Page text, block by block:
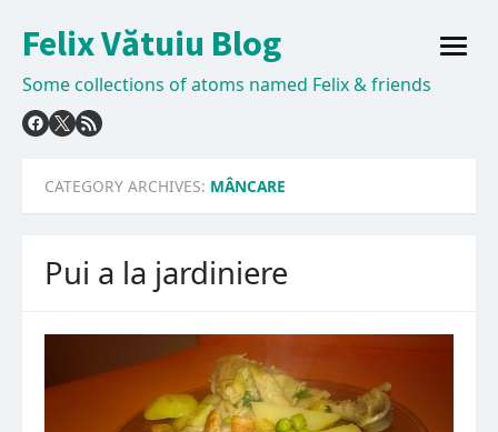
to
Felix Vătuiu Blog
Some collections of atoms named Felix & friends
open
CATEGORY ARCHIVES: MÂNCARE
Pui a la jardiniere